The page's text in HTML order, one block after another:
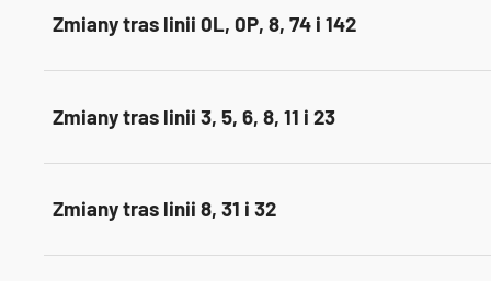
Zmiany tras linii 0L, 0P, 8, 74 i 142
Zmiany tras linii 3, 5, 6, 8, 11 i 23
Zmiany tras linii 8, 31 i 32